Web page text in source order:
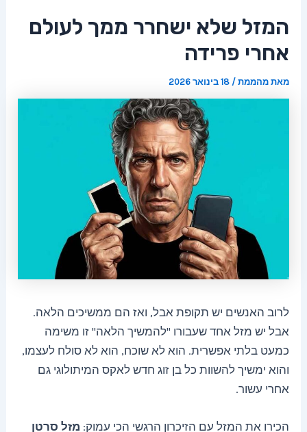
המזל שלא ישחרר ממך לעולם
אחרי פרידה
מאתמהממת/18 בינואר 2026
לרוב האנשים יש תקופת אבל, ואז הם ממשיכים הלאה.
אבל יש מזל אחד שעבורו "להמשיך הלאה" זו משימה
כמעט בלתי אפשרית. הוא לא שוכח, הוא לא סולח לעצמו,
והוא ימשיך להשוות כל בן זוג חדש לאקס המיתולוגי גם
אחרי עשור.
הכירו את המזל עם הזיכרון הרגשי הכי עמוק: מזל סרטן